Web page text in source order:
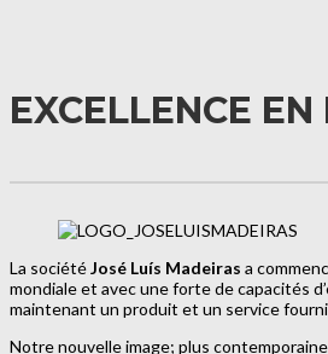
EXCELLENCE EN
La sociétéJosé Luís Madeiras a
mondiale et avec une forte de capacités
maintenant un produit et un service
Notre nouvelle image; plus